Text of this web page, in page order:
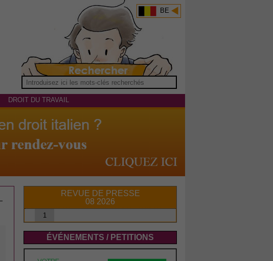
BE
DROIT DU TRAVAIL
REVUE DE PRESSE
08 2026
1
ÉVÉNEMENTS / PETITIONS